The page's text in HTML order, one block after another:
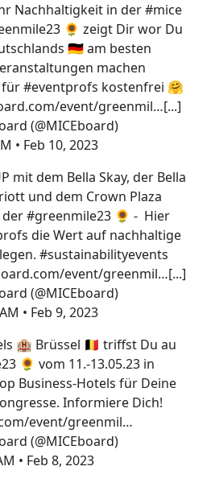
Nachhaltigkeit in der#mice
🌻 zeigt Dir wor Du
🇩🇪 am besten
machen
für#eventprofs kostenfrei 🤗
event/greenmil…[...]
(@MICEboard)
• Feb 10, 2023
mit dem Bella Skay, der Bella
und dem Crown Plaza
#greenmile23 🌻 - Hier
die Wert auf nachhaltige
#sustainabilityevents
event/greenmil…[...]
(@MICEboard)
• Feb 9, 2023
🏨 Brüssel 🇧🇪 triffst Du au
🌻 vom 11.-13.05.23 in
Business-Hotels für Deine
Informiere Dich!
event/greenmil…
(@MICEboard)
• Feb 8, 2023